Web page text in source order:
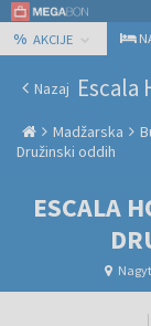
% AKCIJE
Nazaj
Madžarska
Družinski oddih
ESCALA